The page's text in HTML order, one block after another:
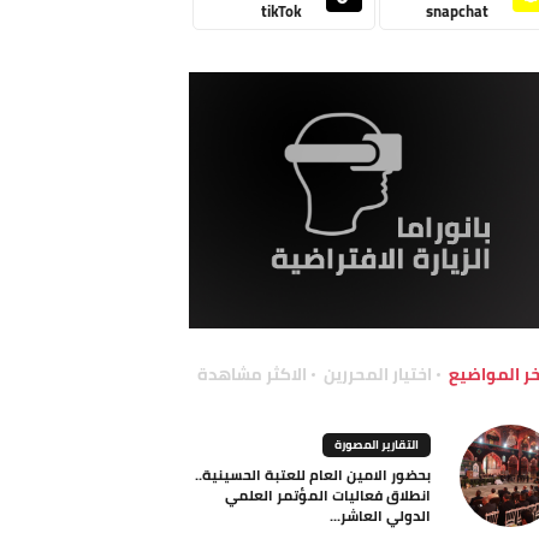
snapchat
tikTok
المواضيع اختيار المحررين الاكثر مشاهدة
التقارير المصورة
بحضور الامين العام للعتبة الحسينية..
انطلاق فعاليات المؤتمر العلمي
الدولي العاشر...